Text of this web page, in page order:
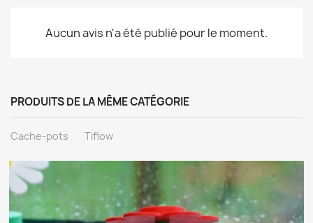
Aucun avis n'a été publié pour le moment.
PRODUITS DE LA MÊME CATÉGORIE
Cache-pots Tiflow